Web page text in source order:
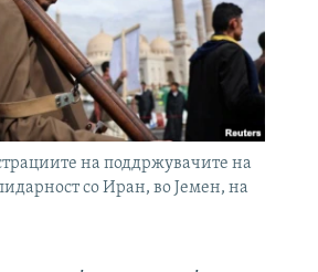
на поддржувачите на
со Иран, во Јемен, на